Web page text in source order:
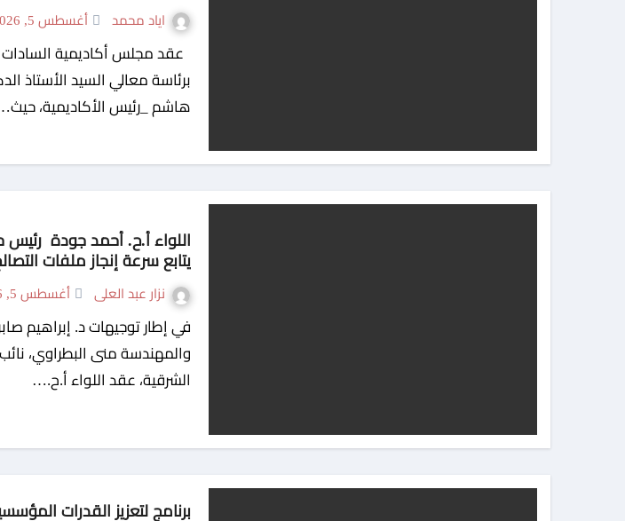
اياد محمد أغسطس 5, 2026
عقد مجلس أكاديمية السادات للعلوم الإدارية،
برئاسة معالي السيد الأستاذ
هاشم _رئيس الأكاديمية،
اللواء أ.ح. أحمد جودة
يتابع سرعة إنجاز ملفات
نزار عبد العلى أغسطس 5, 2026
في إطار توجيهات د. إبراهيم صابر، محافظ القاهرة،
والمهندسة منى البطراوي،
الشرقية، عقد اللواء أ.ح.…
برنامج لتعزيز القدرات